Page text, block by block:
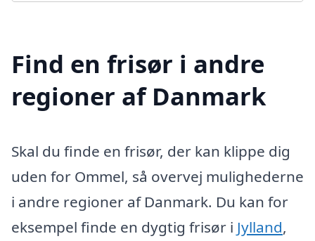
Find en frisør i andre
regioner af Danmark
Skal du finde en frisør, der kan klippe dig
uden for Ommel, så overvej mulighederne
i andre regioner af Danmark. Du kan for
eksempel finde en dygtig frisør i Jylland,